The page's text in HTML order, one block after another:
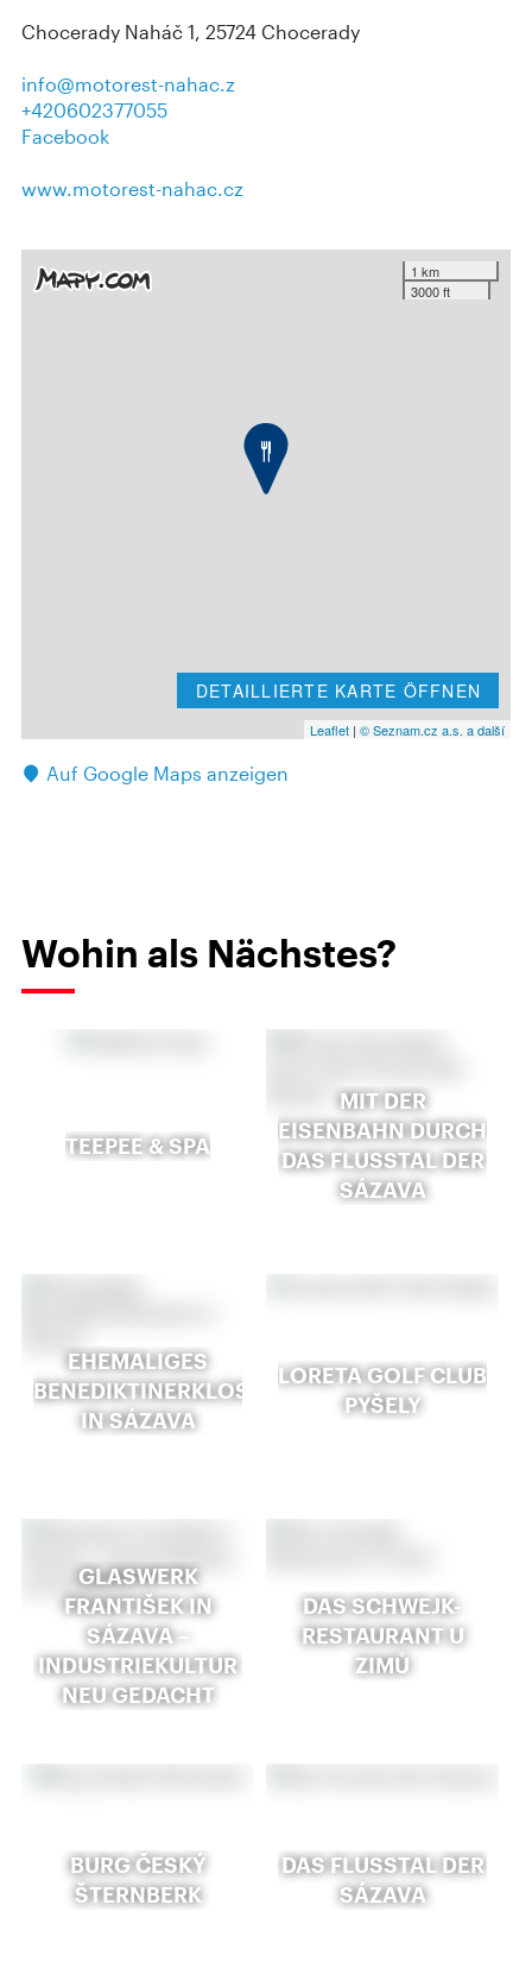
Chocerady Naháč 1, 25724 Chocerady
info@motorest-nahac.z
+420602377055
Facebook
www.motorest-nahac.cz
1 km
3000 ft
DETAILLIERTE KARTE ÖFFNEN
Leaflet | © Seznam.cz a.s. a další
Auf Google Maps anzeigen
Wohin als Nächstes?
TEEPEE & SPA
MIT DER
EISENBAHN DURCH
DAS FLUSSTAL DER
SÁZAVA
EHEMALIGES
BENEDIKTINERKLOSTER
IN SÁZAVA
LORETA GOLF CLUB
PYŠELY
GLASWERK
FRANTIŠEK IN
SÁZAVA –
INDUSTRIEKULTUR
NEU GEDACHT
DAS SCHWEJK-
RESTAURANT U
ZIMŮ
BURG ČESKÝ
ŠTERNBERK
DAS FLUSSTAL DER
SÁZAVA